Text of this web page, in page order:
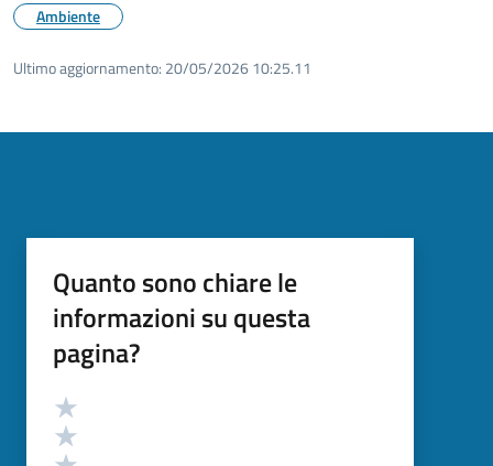
Ambiente
Ultimo aggiornamento: 20/05/2026 10:25.11
Quanto sono chiare le
informazioni su questa
pagina?
Valutazione